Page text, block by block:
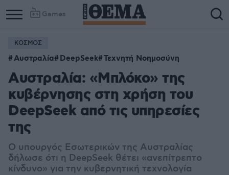
Games
ΚΟΣΜΟΣ
Αυστραλία DeepSeek Τεχνητή Νοημοσύνη
Αυστραλία: «Μπλόκο» της
κυβέρνησης στη χρήση του
DeepSeek από τις υπηρεσίες
της
Ο υπουργός Εσωτερικών της Αυστραλίας
δήλωσε ότι η DeepSeek θέτει «ανεπίτρεπτο
κίνδυνο» για την κυβερνητική τεχνολογία